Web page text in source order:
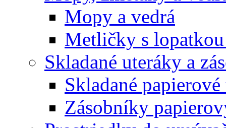
Mopy a vedrá
Metličky s
Skladané uteráky a
Skladané
Zásobníky